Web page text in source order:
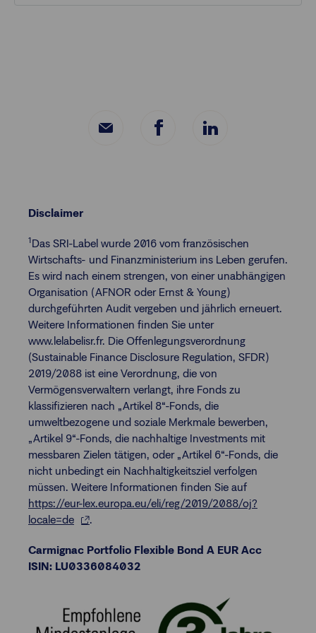
Disclaimer
1Das SRI-Label wurde 2016 vom französischen
Wirtschafts- und Finanzministerium ins Leben gerufen.
Es wird nach einem strengen, von einer unabhängigen
Organisation (AFNOR oder Ernst & Young)
durchgeführten Audit vergeben und jährlich erneuert.
Weitere Informationen finden Sie unter
www.lelabelisr.fr. Die Offenlegungsverordnung
(Sustainable Finance Disclosure Regulation, SFDR)
2019/2088 ist eine Verordnung, die von
Vermögensverwaltern verlangt, ihre Fonds zu
klassifizieren nach „Artikel 8“-Fonds, die
umweltbezogene und soziale Merkmale bewerben,
„Artikel 9“-Fonds, die nachhaltige Investments mit
messbaren Zielen tätigen, oder „Artikel 6“-Fonds, die
nicht unbedingt ein Nachhaltigkeitsziel verfolgen
müssen. Weitere Informationen finden Sie auf
https://eur-lex.europa.eu/eli/reg/2019/2088/oj?
locale=de
.
Carmignac Portfolio Flexible Bond A EUR Acc
ISIN: LU0336084032